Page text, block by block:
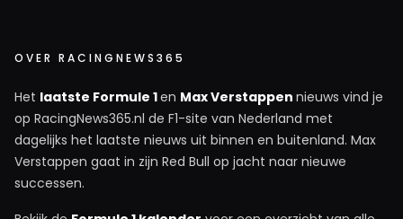
Michael Thole
7 december 2025 11:43
Hij zal niet veel hoeven weg te cijferen... Hoe vaak staat
OVER RACINGNEWS365
Het laatste Formule 1en Max Verstappen nieuws vind je
op RacingNews365.nl de F1-site van Nederland met
dagelijks het laatste nieuws uit binnen en buitenland. Max
Verstappen gaat in zijn Red Bull op jacht naar nieuwe
successen.